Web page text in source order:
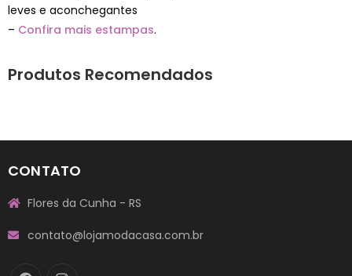
leves e aconchegantes
– Confira mais estampas.
Produtos Recomendados
CONTATO
Flores da Cunha - RS
contato@lojamodacasa.com.br